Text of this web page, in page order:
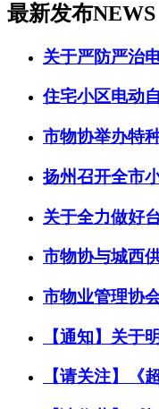
最新发布NEWS
关于严防严治
住宅小区电动
市物协举办特
扬州召开全市
关于全力做好
市物协与城西
市物业管理协
【通知】关于
【请关注】《